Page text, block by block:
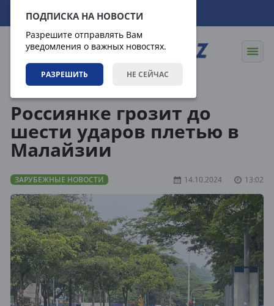
ПОДПИСКА НА НОВОСТИ
Разрешите отправлять Вам
уведомления о важных новостях.
РАЗРЕШИТЬ НЕ СЕЙЧАС
09.08.2026 17:39:37
Россиянке грозит до
шести ударов плетью в
Малайзии
ЗАРУБЕЖНЫЕ НОВОСТИ 14.10.2024 13:02